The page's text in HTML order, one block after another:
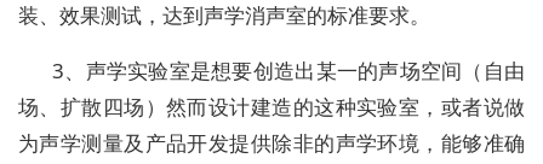
装、效果测试，达到声学消声室的标准要求。
3、声学实验室是想要创造出某一的声场空间（自由
场、扩散四场）然而设计建造的这种实验室，或者说做
为声学测量及产品开发提供除非的声学环境，能够准确